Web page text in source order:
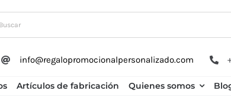
info@regalopromocionalpersonalizado.com
Artículos de fabricación Quienes somos